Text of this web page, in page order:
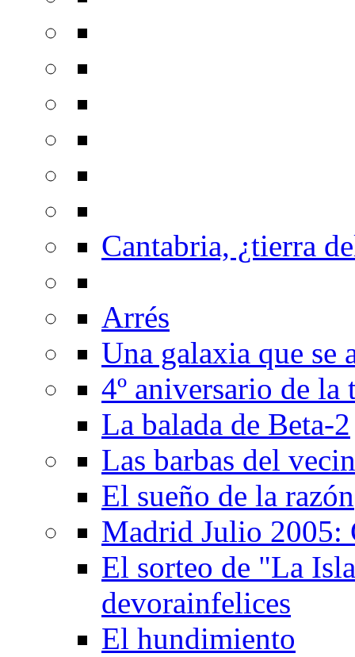
Cantabria, ¿tierra
Arrés
Una galaxia que se
4º aniversario de
La balada de Beta-2
Las barbas del
El sueño de la razón
Madrid Julio 2005:
El sorteo de "La
devorainfelices
El hundimiento